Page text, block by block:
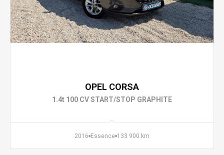
OPEL CORSA
1.4t 100 CV START/STOP GRAPHITE
2016 Essence 133 900 km